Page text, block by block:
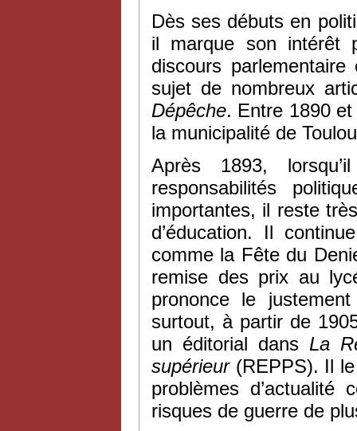
Dès ses débuts en
il marque son intérêt
discours
sujet de nombreux
Dépêche. Entre 1890
la municipalité de
Après 1893,
responsabilités
importantes, il reste
d’éducation. Il
comme la Fête du
remise des prix au
prononce le
surtout, à partir de
un éditorial dans La
supérieur (REPPS). Il
problèmes
risques de guerre de